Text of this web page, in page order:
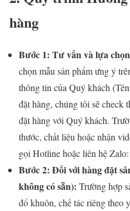
hàng
Bước 1: Tư vấn và lựa
chọn mẫu sản phẩm ưng ý
thông tin của Quý khách
đặt hàng, chúng tôi sẽ check
đặt hàng với Quý khách.
thước, chất liệu hoặc nhận
gọi Hotline hoặc liên hệ Zalo:
Bước 2: Đối với hàng đặt
không có sẵn): Trường hợp
đổ khuôn, chế tác riêng theo